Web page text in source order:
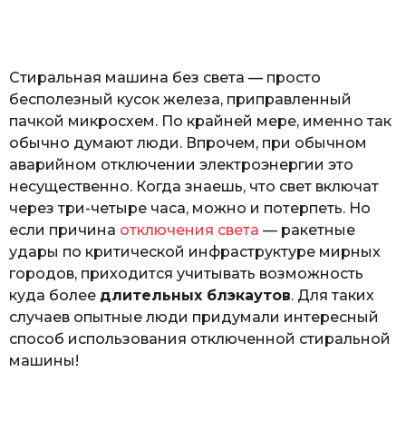
Стиральная машина без света — просто
бесполезный кусок железа, приправленный
пачкой микросхем. По крайней мере, именно так
обычно думают люди. Впрочем, при обычном
аварийном отключении электроэнергии это
несущественно. Когда знаешь, что свет включат
через три-четыре часа, можно и потерпеть. Но
если причина отключения света — ракетные
удары по критической инфраструктуре мирных
городов, приходится учитывать возможность
куда более длительных блэкаутов. Для таких
случаев опытные люди придумали интересный
способ использования отключенной стиральной
машины!